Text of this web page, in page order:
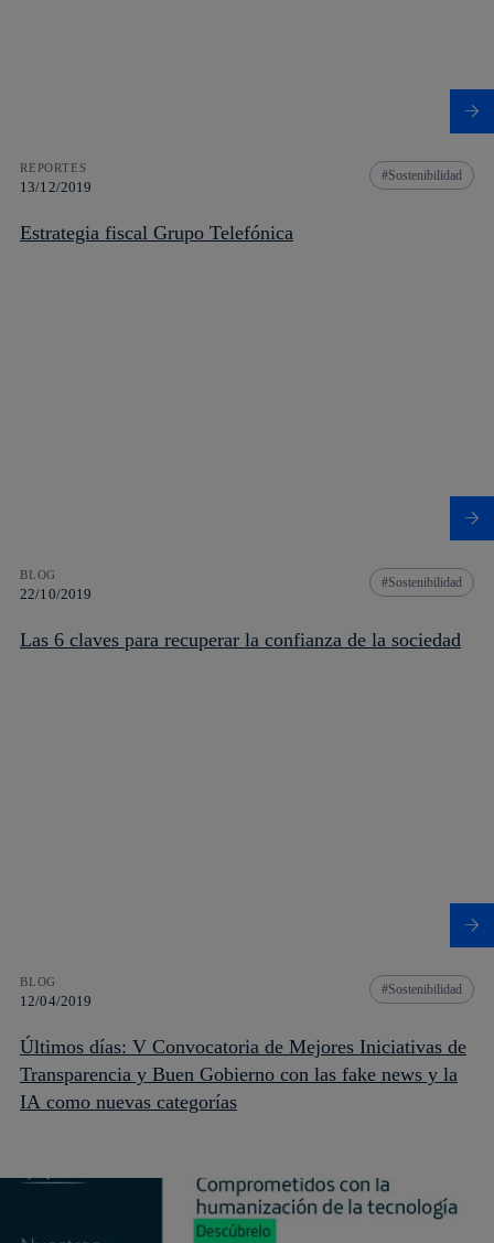
REPORTES
13/12/2019
Sostenibilidad
Estrategia fiscal Grupo Telefónica
BLOG
22/10/2019
Sostenibilidad
Las 6 claves para recuperar la confianza de la sociedad
BLOG
12/04/2019
Sostenibilidad
Últimos días: V Convocatoria de Mejores Iniciativas de
Transparencia y Buen Gobierno con las fake news y la
IA como nuevas categorías